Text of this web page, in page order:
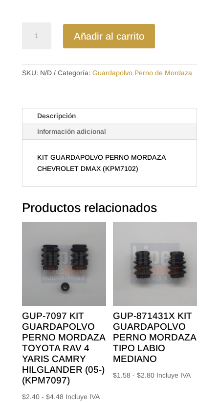
$3.36
PERNO
(KPM7102)
cantidad
Añadir al carrito
SKU: N/D Categoría: Guardapolvo Perno de Mordaza
Descripción
Información adicional
KIT GUARDAPOLVO PERNO MORDAZA
CHEVROLET DMAX (KPM7102)
Productos relacionados
GUP-7097 KIT
GUARDAPOLVO
PERNO MORDAZA
TOYOTA RAV 4
YARIS CAMRY
HILGLANDER (05-)
(KPM7097)
$2.40 - $4.48Rango
Incluye IVA
GUP-871431X KIT
GUARDAPOLVO
PERNO MORDAZA
TIPO LABIO
MEDIANO
$1.58 - $2.80Rango
Incluye IVA